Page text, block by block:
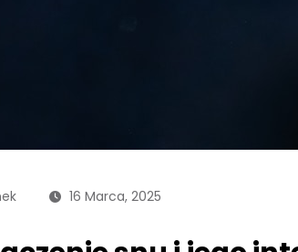
16 Marca, 2025